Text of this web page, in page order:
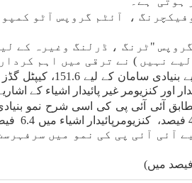
، آئٹم گروپس آٹو
"ٹرنگ ، ڈرلنگ وغیرہ کے
نہیں ) نے ترقی میں اہم
استعمال کی بنیاد پر درجہ بندی کی بنیاد پر، اپریل 2025